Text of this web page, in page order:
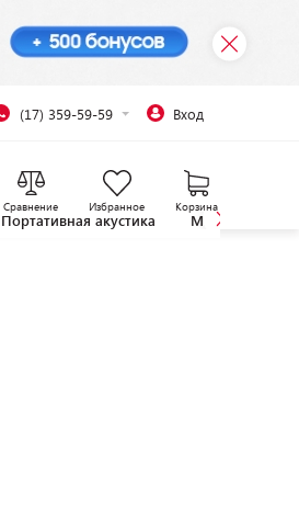
(17) 359-59-59 Вход
Сравнение Избранное Корзина
Портативная акустика